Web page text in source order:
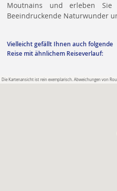
Moutnains und erleben Sie
Beeindruckende Naturwunder
Vielleicht gefällt Ihnen auch folgende
Reise mit ähnlichem Reiseverlauf:
Die Kartenansicht ist rein exemplarisch. Abweichungen von